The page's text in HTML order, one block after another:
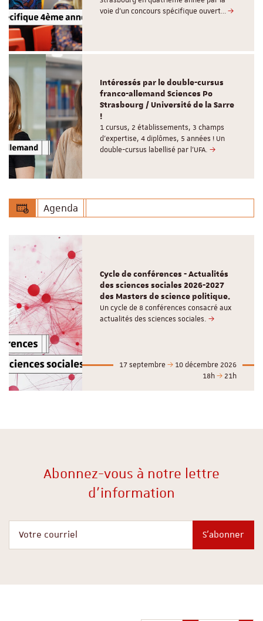
voie d’un concours spécifique ouvert…
Intéressés par le double-cursus
franco-allemand Sciences Po
Strasbourg / Université de la Sarre
!
1 cursus, 2 établissements, 3 champs
d’expertise, 4 diplômes, 5 années ! Un
double-cursus labellisé par l'UFA.
Agenda
Cycle de conférences - Actualités
des sciences sociales 2026-2027
des Masters de science politique.
Un cycle de 8 conférences consacré aux
actualités des sciences sociales.
17 septembre
10 décembre 2026
18h
21h
Abonnez-vous à notre lettre
d'information
S'abonner